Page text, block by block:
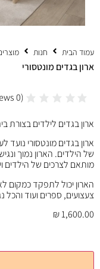
עמוד הבית חנות
ארון בגדים מונטסורי
(
0
ארון בגדים לילדים בצורת
ארון בגדים מונטסורי
של הילדים. הארון נמוך
מותאם לצרכים של הילדים
הארון יכול לתפקד כמקום
צעצועים, ספרים ועוד והכל
₪1,600.00